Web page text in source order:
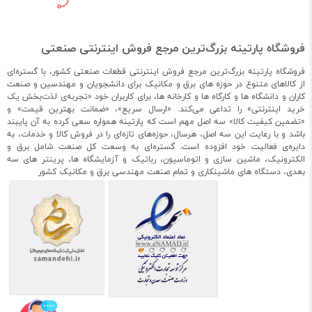
فروشگاه پارتینه بزرگ‌ترین مرجع فروش اینترنتی صنعتی
فروشگاه پارتینه بزرگ‌ترین مرجع فروش اینترنتی قطعات صنعتی کشور، با گستره‌ای
از کالاهای متنوع در حوزه های برق و مکانیک برای دانشجویان و مهندسین و صنعت
کاران و دانشگاه ها و کارگاه ها و کارخانه ها، برای کاربران خود «تجربه‌ی لذت‌بخش یک
خرید اینترنتی» را تداعی می‌کند. «ارسال سریع»، «ضمانت بهترین قیمت» و
«تضمین کیفیت کالا» سه اصل مهم است که پارتینه همواره سعی کرده به آن پایبند
باشد و با رعایت این سه اصل، هرسال، حوزه‌های تازه‌ای را در فروش کالا و خدمات، به
دایره‌ی فعالیت خود افزوده است. گستره‌ای به وسعت کل صنعت شامل برق و
الکترونیک، ماشین سازی و اتوماسیون، رباتیک و آزمایشگاه ها، پرینتر های سه
بعدی، دستگاه های ماشینکاری و تمام صنعت مهندسی برق و مکانیک کشور